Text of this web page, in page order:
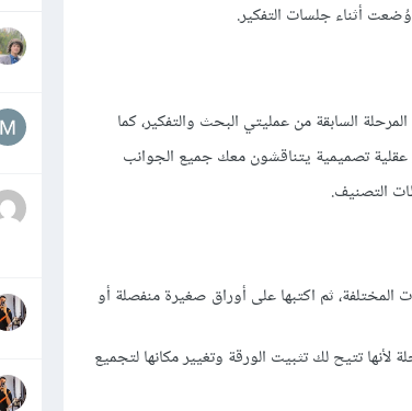
أثناء جلسات التفكير.
السابقة من عمليتي البحث والتفكير، كما
تصميمية يتناقشون معك جميع الجوانب
التصنيف.
المختلفة، ثم اكتبها على أوراق صغيرة منفصلة أو
تتيح لك تثبيت الورقة وتغيير مكانها لتجميع